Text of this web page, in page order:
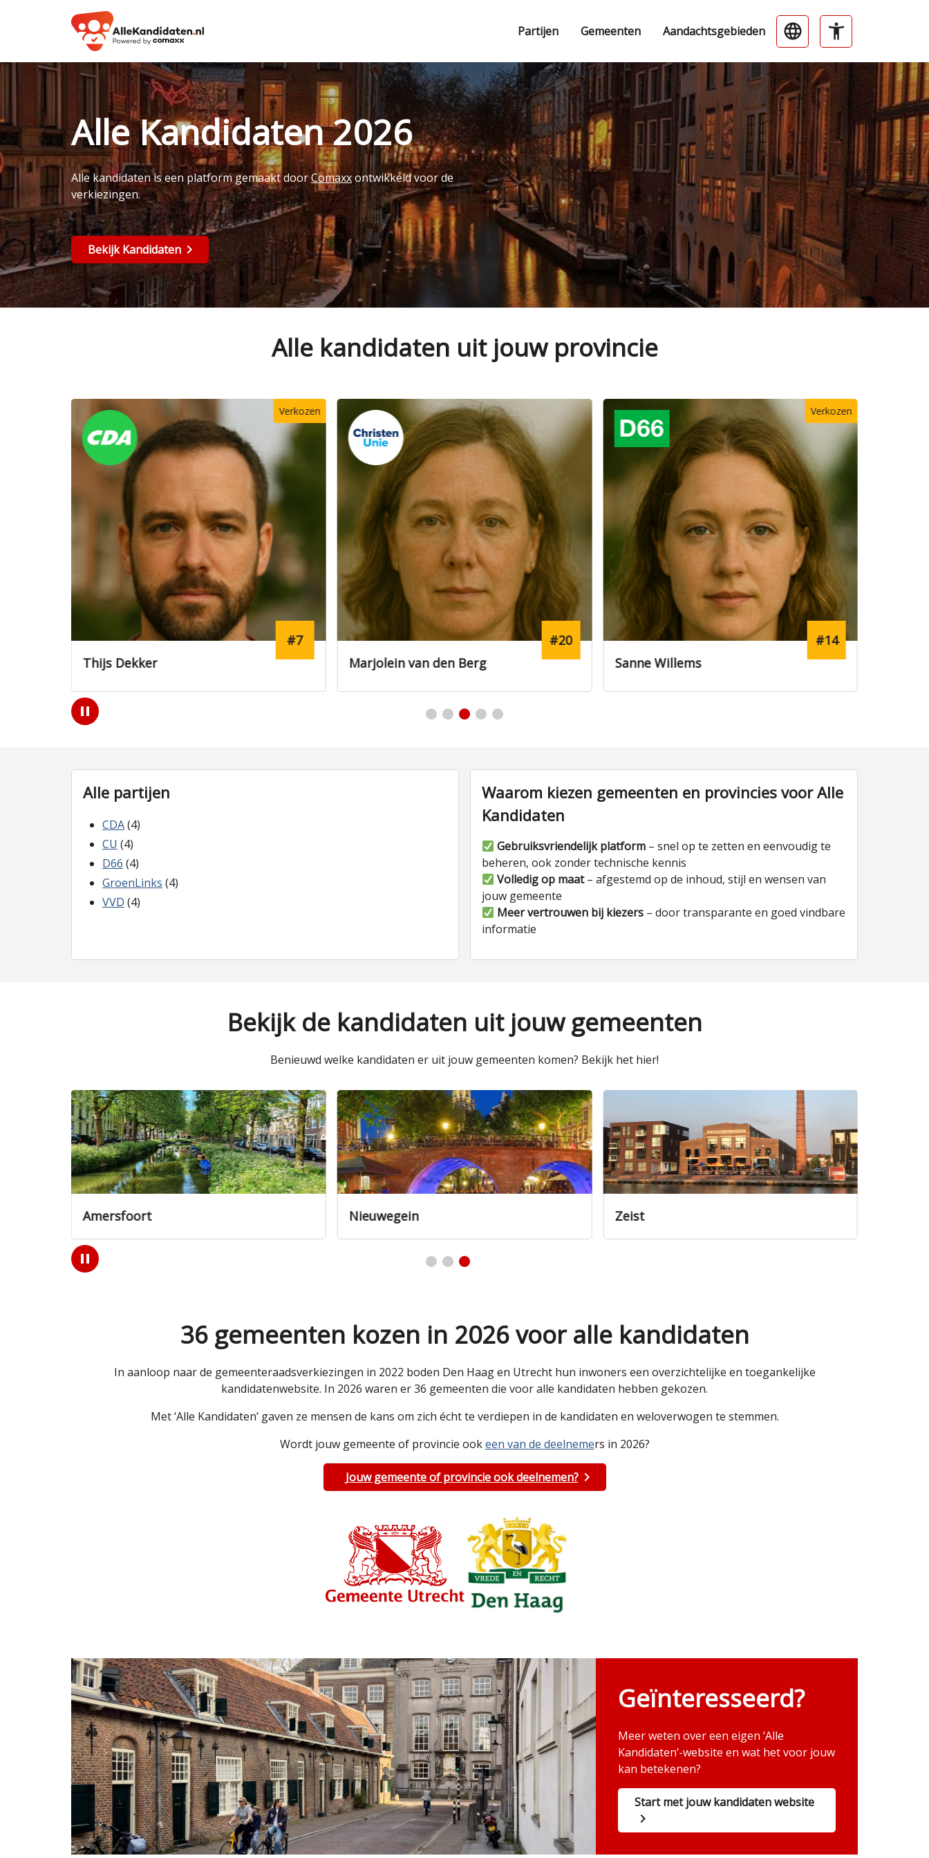
Partijen Gemeenten Aandachtsgebieden
Alle Kandidaten 2026
Alle kandidaten is een platform gemaakt doorComaxxontwikkeld voor de
verkiezingen.
Bekijk Kandidaten
Alle kandidaten uit jouw provincie
Thijs Dekker
#7
Marjolein van den Berg
#20
Verkozen
Sanne Willems
#14
Anouk Smit
Play
/
Alle partijen
CDA(4)
CU (4)
D66 (4)
GroenLinks (4)
VVD (4)
Waarom kiezen gemeenten en provincies voor Alle
Kandidaten
Gebruiksvriendelijk platform – snel op te zetten en eenvoudig te
beheren, ook zonder technische kennis
Volledig op maat– afgestemd op de inhoud, stijl en wensen van
jouw gemeente
Meer vertrouwen bij kiezers – door transparante en goed vindbare
informatie
Bekijk de kandidaten uit jouw gemeenten
Benieuwd welke kandidaten er uit jouw gemeenten komen? Bekijk het hier!
Play
/
36 gemeenten kozen in 2026 voor alle kandidaten
In aanloop naar de gemeenteraadsverkiezingen in 2022 boden Den Haag en Utrecht hun inwoners een overzichtelijke en toegankelijke
kandidatenwebsite. In 2026 waren er 36 gemeenten die voor alle kandidaten hebben gekozen.
Met ‘Alle Kandidaten’ gaven ze mensen de kans om zich écht te verdiepen in de kandidaten en weloverwogen te stemmen.
Wordt jouw gemeente of provincie ookeen van de deelnemers in 2026?
Jouw gemeente of provincie ook deelnemen?
Geïnteresseerd?
Meer weten over een eigen ‘Alle
Kandidaten’-website en wat het voor jouw
kan betekenen?
Start met jouw kandidaten website